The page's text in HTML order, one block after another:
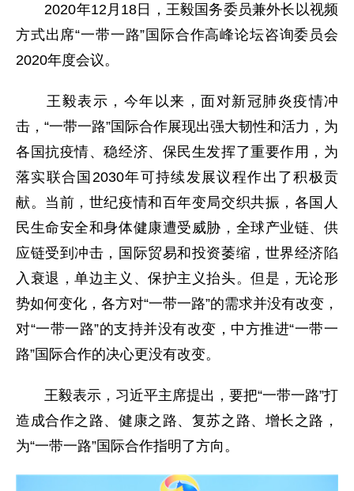
2020年12月18日，王毅国务委员兼外长以视频
方式出席“一带一路”国际合作高峰论坛咨询委员会
2020年度会议。
王毅表示，今年以来，面对新冠肺炎疫情冲
击，“一带一路”国际合作展现出强大韧性和活力，为
各国抗疫情、稳经济、保民生发挥了重要作用，为
落实联合国2030年可持续发展议程作出了积极贡
献。当前，世纪疫情和百年变局交织共振，各国人
民生命安全和身体健康遭受威胁，全球产业链、供
应链受到冲击，国际贸易和投资萎缩，世界经济陷
入衰退，单边主义、保护主义抬头。但是，无论形
势如何变化，各方对“一带一路”的需求并没有改变，
对“一带一路”的支持并没有改变，中方推进“一带一
路”国际合作的决心更没有改变。
王毅表示，习近平主席提出，要把“一带一路”打
造成合作之路、健康之路、复苏之路、增长之路，
为“一带一路”国际合作指明了方向。